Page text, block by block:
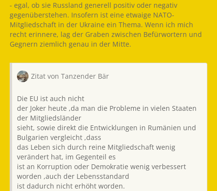
- egal, ob sie Russland generell positiv oder negativ
gegenüberstehen. Insofern ist eine etwaige NATO-
Mitgliedschaft in der Ukraine ein Thema. Wenn ich mich
recht erinnere, lag der Graben zwischen Befürwortern und
Gegnern ziemlich genau in der Mitte.
Zitat von Tanzender Bär
Die EU ist auch nicht
der Joker heute ,da man die Probleme in vielen Staaten
der Mitgliedsländer
sieht, sowie direkt die Entwicklungen in Rumänien und
Bulgarien vergleicht ,dass
das Leben sich durch reine Mitgliedschaft wenig
verändert hat, im Gegenteil es
ist an Korruption oder Demokratie wenig verbessert
worden ,auch der Lebensstandard
ist dadurch nicht erhöht worden.